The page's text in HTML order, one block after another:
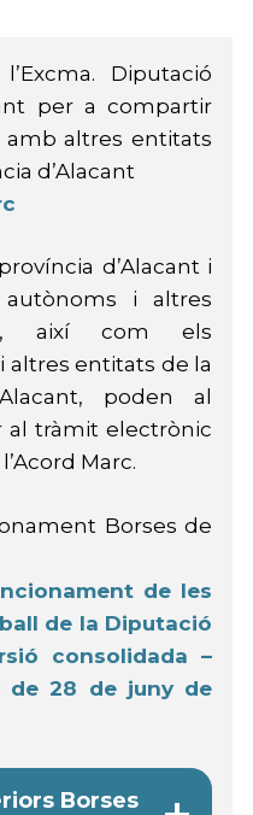
Diputació
per a compartir
altres entitats
d’Alacant
d’Alacant i
i altres
així com els
entitats de la
poden al
al tràmit electrònic
Marc.
Borses de
de les
de la Diputació
consolidada –
de 28 de juny de
Borses